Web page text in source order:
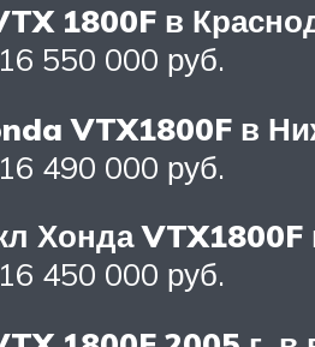
1800F в
550 000 руб.
VTX1800F в
490 000 руб.
Хонда VTX1800F
450 000 руб.